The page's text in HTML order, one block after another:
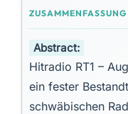
Abstract:
Hitradio RT1 –
ein fester
schwäbischen